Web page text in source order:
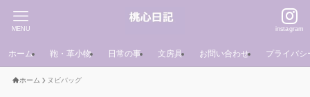
instagram
MENU
ホーム 鞄・革小物 日常の事 文房具 お問い合わせ プライバシ
ホーム ヌビバッグ